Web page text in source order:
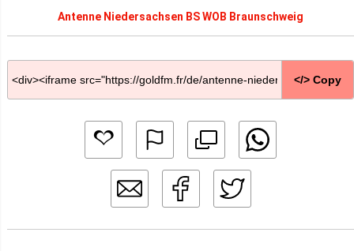
Antenne Niedersachsen BS WOB Braunschweig
</> Copy